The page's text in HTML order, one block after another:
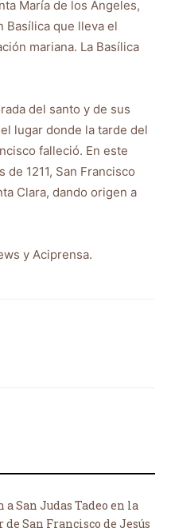
María de los Ángeles,
Basílica que lleva el
mariana. La Basílica
del santo y de sus
lugar donde la tarde del
falleció. En este
de 1211, San Francisco
Clara, dando origen a
y Aciprensa.
San Judas Tadeo en la
San Francisco de Jesús